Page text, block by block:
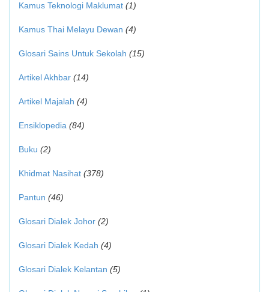
Kamus Teknologi Maklumat (1)
Kamus Thai Melayu Dewan (4)
Glosari Sains Untuk Sekolah (15)
Artikel Akhbar (14)
Artikel Majalah (4)
Ensiklopedia (84)
Buku (2)
Khidmat Nasihat (378)
Pantun (46)
Glosari Dialek Johor (2)
Glosari Dialek Kedah (4)
Glosari Dialek Kelantan (5)